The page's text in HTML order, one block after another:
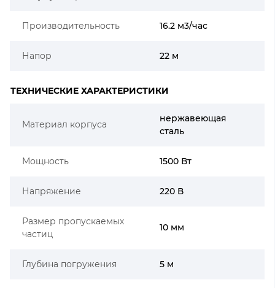
Производительность 16.2 м3/час
Напор 22 м
ТЕХНИЧЕСКИЕ ХАРАКТЕРИСТИКИ
Материал корпуса
нержавеющая
сталь
Мощность 1500 Вт
Напряжение 220 В
Размер пропускаемых
частиц
10 мм
Глубина погружения 5 м